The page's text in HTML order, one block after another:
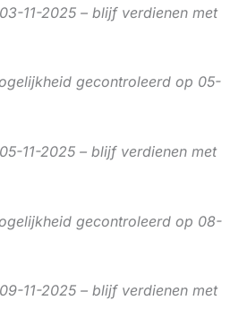
11-2025 – blijf verdienen met
gecontroleerd op 05-
11-2025 – blijf verdienen met
gecontroleerd op 08-
11-2025 – blijf verdienen met